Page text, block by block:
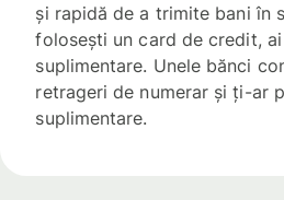
și rapidă de a trimite bani în
folosești un card de credit,
suplimentare. Unele bănci
retrageri de numerar și ți-ar
suplimentare.